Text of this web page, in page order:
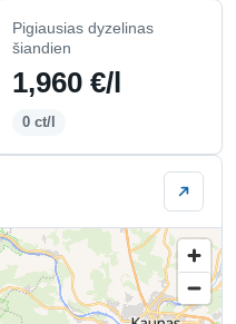
Pigiausias dyzelinas
šiandien
1,960 €/l
0 ct/l